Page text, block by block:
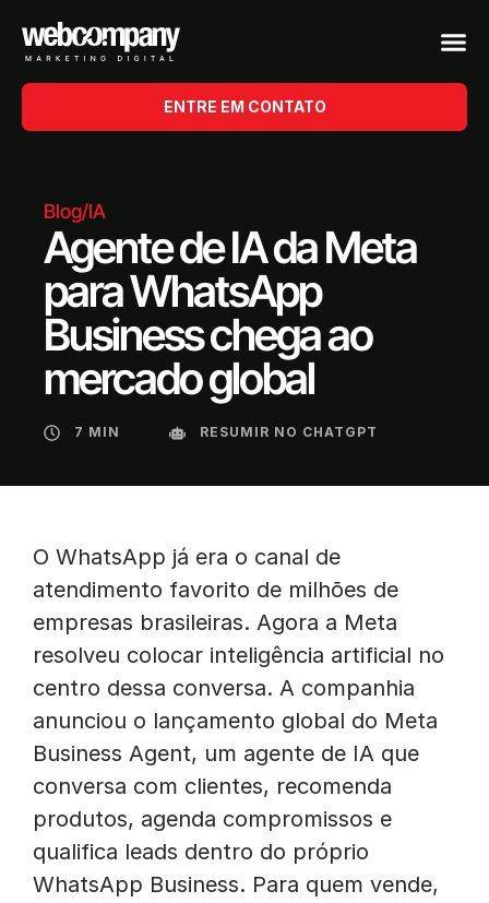
ENTRE EM CONTATO
Blog/IA
Agente de IA da Meta
para WhatsApp
Business chega ao
mercado global
7 MIN RESUMIR NO CHATGPT
O WhatsApp já era o canal de
atendimento favorito de milhões de
empresas brasileiras. Agora a Meta
resolveu colocar inteligência artificial no
centro dessa conversa. A companhia
anunciou o lançamento global do Meta
Business Agent, um agente de IA que
conversa com clientes, recomenda
produtos, agenda compromissos e
qualifica leads dentro do próprio
WhatsApp Business. Para quem vende,